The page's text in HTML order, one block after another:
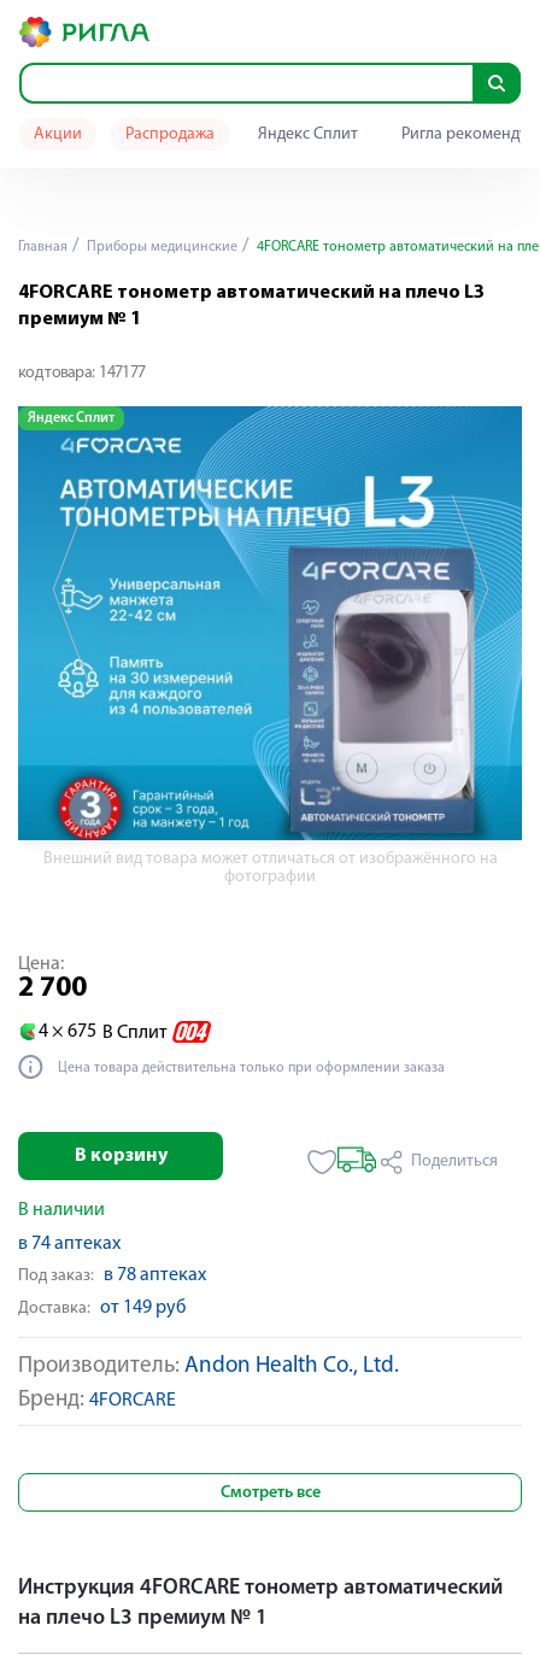
Акции Распродажа Яндекс Сплит Ригла
Главная Приборы медицинские 4FORCARE тонометр автоматический на
4FORCARE тонометр автоматический на плечо L3
премиум № 1
код товара: 147177
Яндекс Сплит
Внешний вид товара может отличаться от изображённого на
фотографии
Производитель: Andon Health Co., Ltd.
Бренд: 4FORCARE
Цена:
2 700
4 × 675 В Сплит
Цена товара действительна только при оформлении заказа
В корзину Поделиться
В наличии
в 74 аптеках
Под заказ: в 78 аптеках
Доставка: от 149 руб
Смотреть все
Инструкция 4FORCARE тонометр автоматический
на плечо L3 премиум № 1